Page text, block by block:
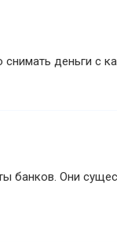
деньги с
банков. Они